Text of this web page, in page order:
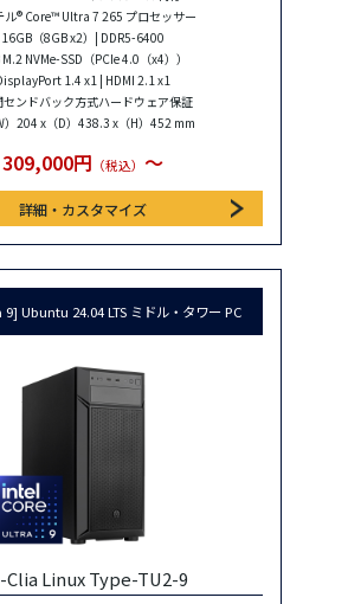
ル® Core™ Ultra 7 265 プロセッサー
16GB（8GB x2）| DDR5-6400
NVMe-SSD（PCIe 4.0（x4））
1.4 x1 | HDMI 2.1 x1
センドバック方式ハードウェア保証
）204 x（D）438.3 x（H）452 mm
309,000円 （税込） 〜
詳細・カスタマイズ
Ubuntu 24.04 LTS ミドル・タワー PC
Clia Linux Type-TU2-9